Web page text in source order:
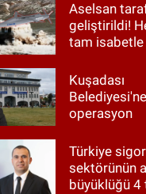
Aselsan
geliştirildi!
tam isabetle
Kuşadası
operasyon
Türkiye
sektörünün
büyüklüğü 4